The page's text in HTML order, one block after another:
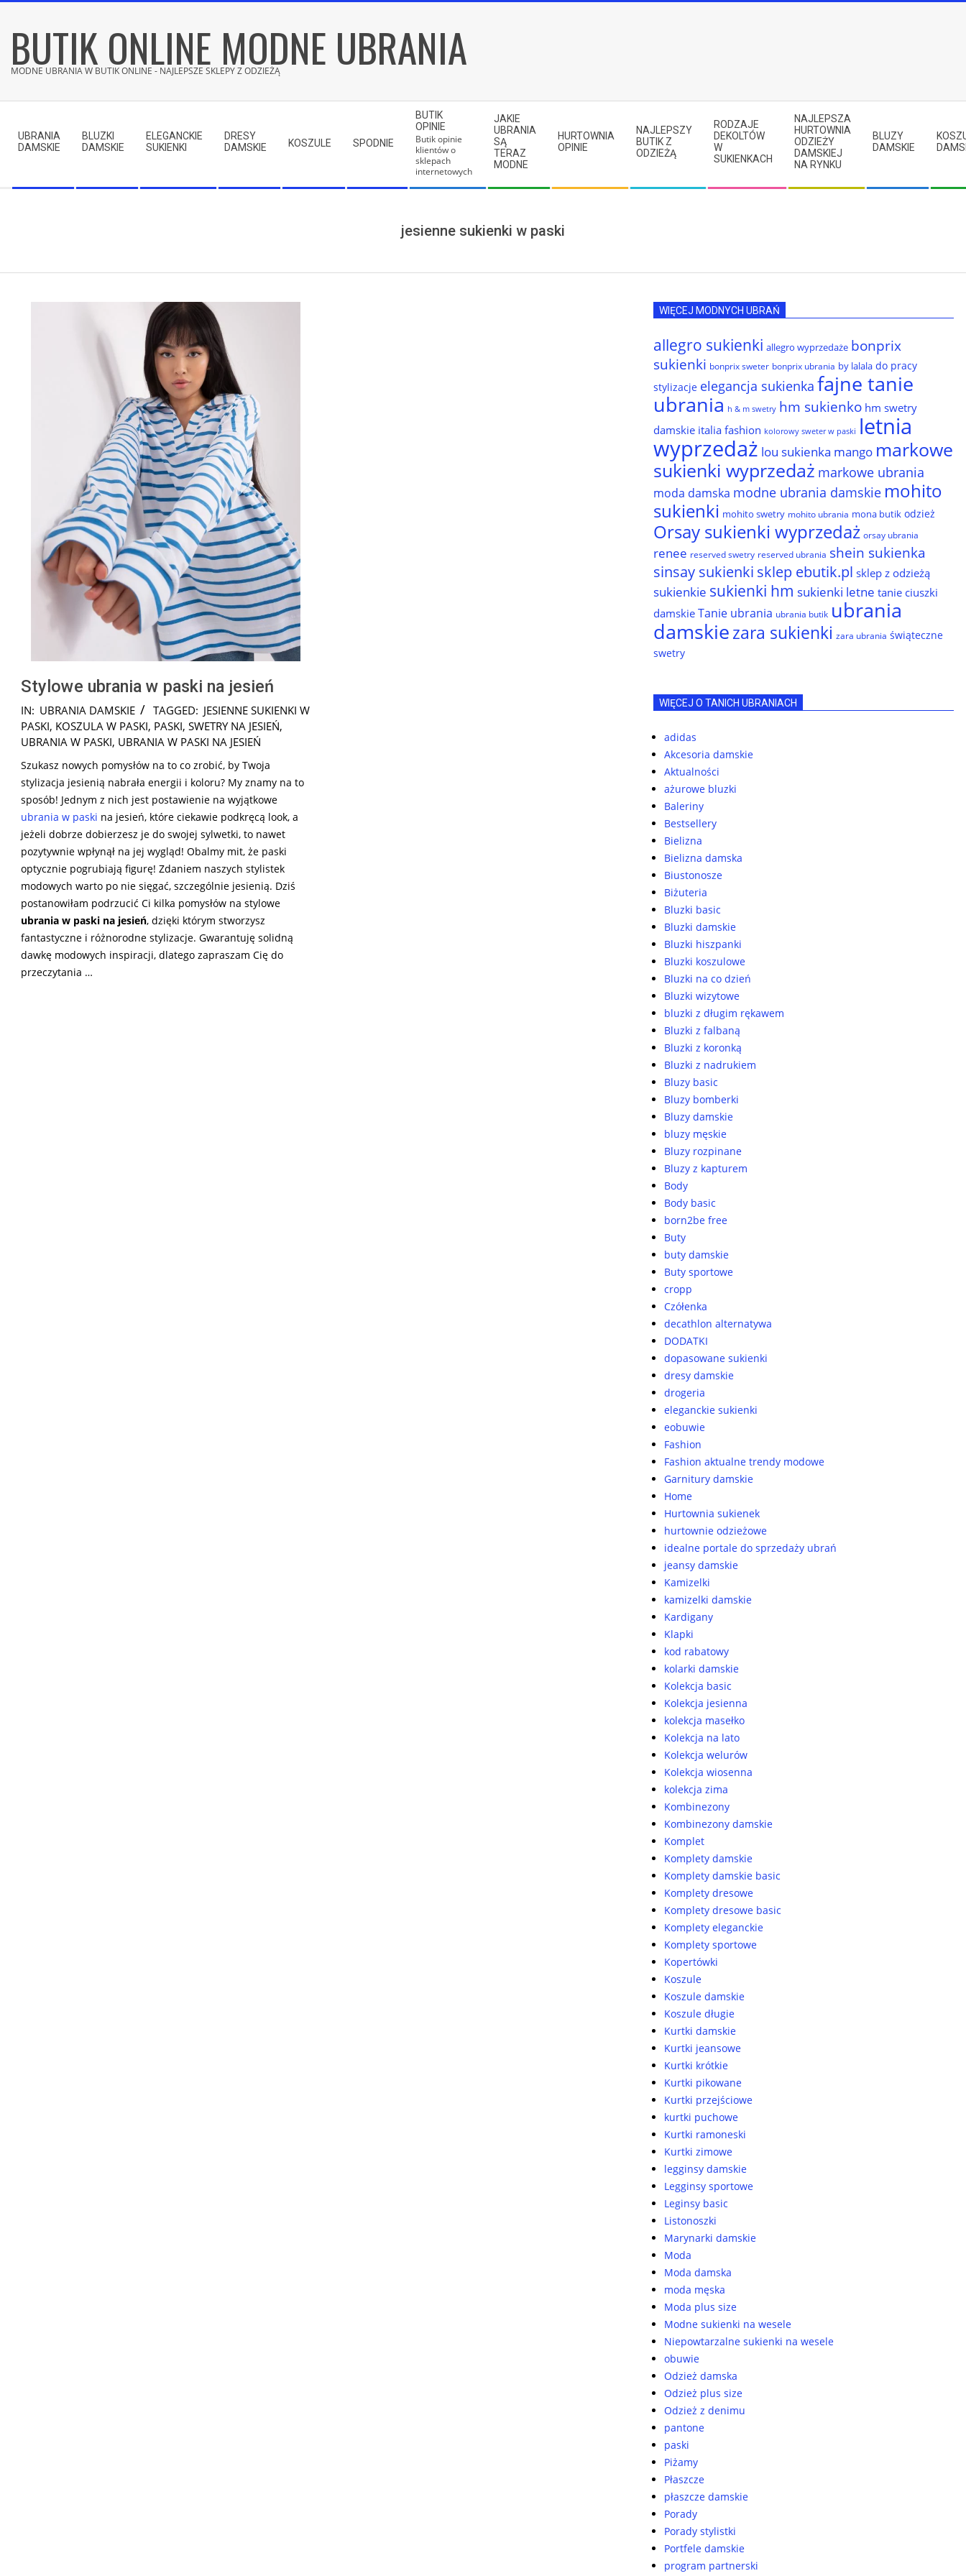
contentBUTIK ONLINE MODNE UBRANIA
MODNE UBRANIA W BUTIK ONLINE - NAJLEPSZE SKLEPY Z ODZIEŻĄ
Menu
UBRANIA
DAMSKIE
BLUZKI
DAMSKIE
ELEGANCKIE
SUKIENKI
DRESY
DAMSKIE
KOSZULE SPODNIE
BUTIK
OPINIE
Butik opinie
klientów o
sklepach
internetowych
JAKIE
UBRANIA
SĄ
TERAZ
MODNE
HURTOWNIA
OPINIE
NAJLEPSZY
BUTIK Z
ODZIEŻĄ
RODZAJE
DEKOLTÓW
W
SUKIENKACH
NAJLEPSZA
HURTOWNIA
ODZIEŻY
DAMSKIEJ
NA RYNKU
BLUZY
DAMSKIE
jesienne sukienki w paski
Stylowe ubrania w paski na jesień
2025-
09-
26
IN: UBRANIA DAMSKIE TAGGED: JESIENNE SUKIENKI W
PASKI, KOSZULA W PASKI, PASKI, SWETRY NA JESIEŃ,
UBRANIA W PASKI, UBRANIA W PASKI NA JESIEŃ
Szukasz nowych pomysłów na to co zrobić, by Twoja
stylizacja jesienią nabrała energii i koloru? My znamy na to
sposób! Jednym z nich jest postawienie na wyjątkowe
ubrania w paski na jesień, które ciekawie podkręcą look, a
jeżeli dobrze dobierzesz je do swojej sylwetki, to nawet
pozytywnie wpłynął na jej wygląd! Obalmy mit, że paski
optycznie pogrubiają figurę! Zdaniem naszych stylistek
modowych warto po nie sięgać, szczególnie jesienią. Dziś
postanowiłam podrzucić Ci kilka pomysłów na stylowe
ubrania w paski na jesień, dzięki którym stworzysz
fantastyczne i różnorodne stylizacje. Gwarantuję solidną
dawkę modowych inspiracji, dlatego zapraszam Cię do
przeczytania …
WIĘCEJ MODNYCH UBRAŃ
allegro sukienki allegro wyprzedaże bonprix
sukienki bonprix sweter bonprix ubrania by lalala do pracy
stylizacje elegancja sukienka fajne tanie
ubrania h & m swetry hm sukienko hm swetry
damskie italia fashion kolorowy sweter w paski letnia
wyprzedaż lou sukienka mango markowe
sukienki wyprzedaż markowe ubrania
moda damska modne ubrania damskie mohito
sukienki mohito swetry mohito ubrania mona butik odzież
Orsay sukienki wyprzedaż orsay ubrania
renee reserved swetry reserved ubrania shein sukienka
sinsay sukienki sklep ebutik.pl sklep z odzieżą
sukienkie sukienki hm sukienki letne tanie ciuszki
damskie Tanie ubrania ubrania butik ubrania
damskiezara sukienki zara ubrania świąteczne
swetry
WIĘCEJ O TANICH UBRANIACH
adidas
Akcesoria damskie
Aktualności
ażurowe bluzki
Baleriny
Bestsellery
Bielizna
Bielizna damska
Biustonosze
Biżuteria
Bluzki basic
Bluzki damskie
Bluzki hiszpanki
Bluzki koszulowe
Bluzki na co dzień
Bluzki wizytowe
bluzki z długim rękawem
Bluzki z falbaną
Bluzki z koronką
Bluzki z nadrukiem
Bluzy basic
Bluzy bomberki
Bluzy damskie
bluzy męskie
Bluzy rozpinane
Bluzy z kapturem
Body
Body basic
born2be free
Buty
buty damskie
Buty sportowe
cropp
Czółenka
decathlon alternatywa
DODATKI
dopasowane sukienki
dresy damskie
drogeria
eleganckie sukienki
eobuwie
Fashion
Fashion aktualne trendy modowe
Garnitury damskie
Home
Hurtownia sukienek
hurtownie odzieżowe
idealne portale do sprzedaży ubrań
jeansy damskie
Kamizelki
kamizelki damskie
Kardigany
Klapki
kod rabatowy
kolarki damskie
Kolekcja basic
Kolekcja jesienna
kolekcja masełko
Kolekcja na lato
Kolekcja welurów
Kolekcja wiosenna
kolekcja zima
Kombinezony
Kombinezony damskie
Komplet
Komplety damskie
Komplety damskie basic
Komplety dresowe
Komplety dresowe basic
Komplety eleganckie
Komplety sportowe
Kopertówki
Koszule
Koszule damskie
Koszule długie
Kurtki damskie
Kurtki jeansowe
Kurtki krótkie
Kurtki pikowane
Kurtki przejściowe
kurtki puchowe
Kurtki ramoneski
Kurtki zimowe
legginsy damskie
Legginsy sportowe
Leginsy basic
Listonoszki
Marynarki damskie
Moda
Moda damska
moda męska
Moda plus size
Modne sukienki na wesele
Niepowtarzalne sukienki na wesele
obuwie
Odzież damska
Odzież plus size
Odzież z denimu
pantone
paski
Piżamy
Płaszcze
płaszcze damskie
Porady
Porady stylistki
Portfele damskie
program partnerski